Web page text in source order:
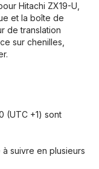
Hitachi ZX19-U,
et la boîte de
de translation
sur chenilles,
(UTC +1) sont
suivre en plusieurs